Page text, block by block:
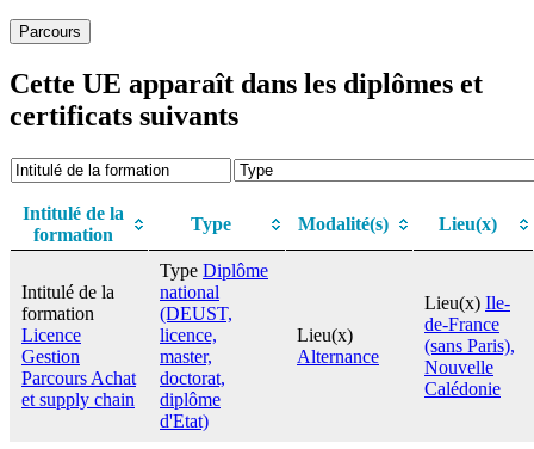
Parcours
Cette UE apparaît dans les diplômes et
certificats suivants
Intitulé de la
formation
Type Modalité(s) Lieu(x)
Intitulé de la
formation
Licence
Gestion
Parcours Achat
et supply chain
Type Diplôme
national
(DEUST,
licence,
master,
doctorat,
diplôme
d'Etat)
Lieu(x)
Alternance
Lieu(x) Ile-
de-France
(sans Paris),
Nouvelle
Calédonie